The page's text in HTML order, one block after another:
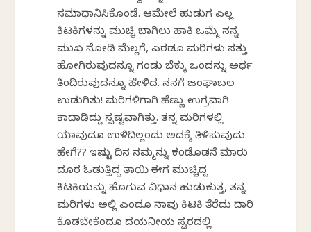
ಸಮಾಧಾನಿಸಿಕೊಂಡೆ. ಆಮೇಲೆ ಹುಡುಗ ಎಲ್ಲ
ಕಿಟಕಿಗಳನ್ನು ಮುಚ್ಚಿ ಬಾಗಿಲು ಹಾಕಿ ಒಮ್ಮೆ ನನ್ನ
ಮುಖ ನೋಡಿ ಮೆಲ್ಲಗೆ, ಎರಡೂ ಮರಿಗಳು ಸತ್ತು
ಹೋಗಿರುವುದನ್ನೂ ಗಂಡು ಬೆಕ್ಕು ಒಂದನ್ನು ಅರ್ಧ
ತಿಂದಿರುವುದನ್ನೂ ಹೇಳಿದ. ನನಗೆ ಜಂಘಾಬಲ
ಉಡುಗಿತು! ಮರಿಗಳಿಗಾಗಿ ಹೆಣ್ಣು ಉಗ್ರವಾಗಿ
ಕಾದಾಡಿದ್ದು ಸ್ಪಷ್ಟವಾಗಿತ್ತು. ತನ್ನ ಮರಿಗಳಲ್ಲಿ
ಯಾವುದೂ ಉಳಿದಿಲ್ಲವೆಂದು ಅದಕ್ಕೆ ತಿಳಿಸುವುದು
ಹೇಗೆ?? ಇಷ್ಟು ದಿನ ನಮ್ಮನ್ನು ಕಂಡೊಡನೆ ಮಾರು
ದೂರ ಓಡುತ್ತಿದ್ದ ತಾಯಿ ಈಗ ಮುಚ್ಚಿದ್ದ
ಕಿಟಕಿಯನ್ನು ಹೊಗುವ ವಿಧಾನ ಹುಡುಕುತ್ತ, ತನ್ನ
ಮರಿಗಳು ಅಲ್ಲಿವೆ ಎಂದೂ ನಾವು ಕಿಟಕಿ ತೆರೆದು ದಾರಿ
ಕೊಡಬೇಕೆಂದೂ ದಯನೀಯ ಸ್ವರದಲ್ಲಿ